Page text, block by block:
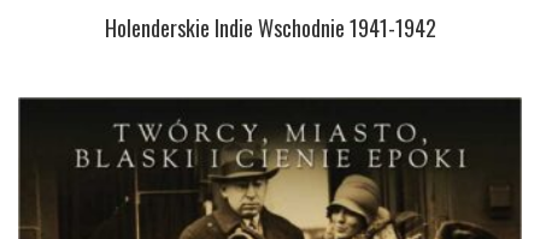
Holenderskie Indie Wschodnie 1941-1942